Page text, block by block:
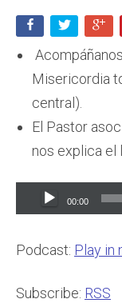
Misericordia
central).
El Pastor
nos explica el
Audio
Player
00:00
Podcast: Play in
Subscribe: RSS